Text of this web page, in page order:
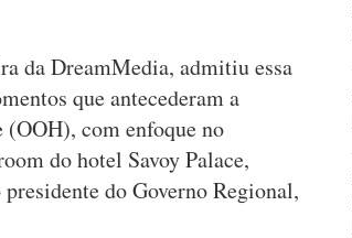
da DreamMedia, admitiu essa
que antecederam a
(OOH), com enfoque no
do hotel Savoy Palace,
do Governo Regional,